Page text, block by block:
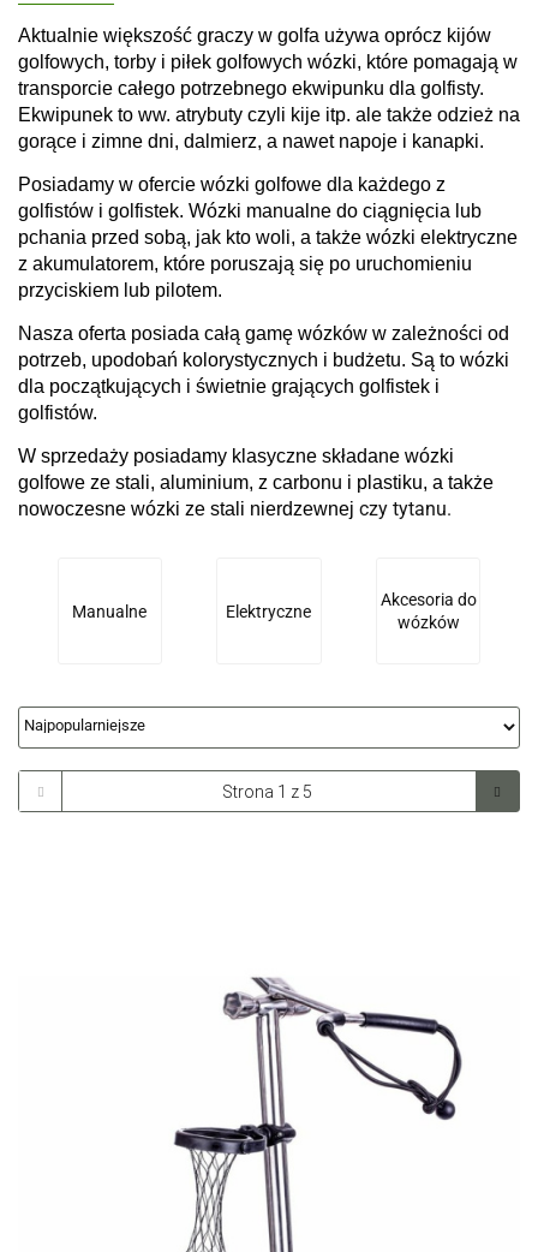
Aktualnie większość graczy w golfa używa oprócz kijów
golfowych, torby i piłek golfowych wózki, które pomagają w
transporcie całego potrzebnego ekwipunku dla golfisty.
Ekwipunek to ww. atrybuty czyli kije itp. ale także odzież na
gorące i zimne dni, dalmierz, a nawet napoje i kanapki.
Posiadamy w ofercie wózki golfowe dla każdego z
golfistów i golfistek. Wózki manualne do ciągnięcia lub
pchania przed sobą, jak kto woli, a także wózki elektryczne
z akumulatorem, które poruszają się po uruchomieniu
przyciskiem lub pilotem.
Nasza oferta posiada całą gamę wózków w zależności od
potrzeb, upodobań kolorystycznych i budżetu. Są to wózki
dla początkujących i świetnie grających golfistek i
golfistów.
W sprzedaży posiadamy klasyczne składane wózki
golfowe ze stali, aluminium, z carbonu i plastiku, a także
nowoczesne wózki ze stali nierdzewnej czy tytanu.
Manualne Elektryczne
Akcesoria do
wózków